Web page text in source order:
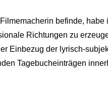
befinde,
Richtungen zu
Einbezug der lyrisch-
Tagebucheinträgen